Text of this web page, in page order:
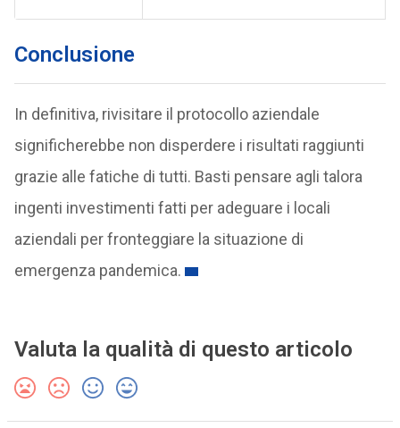
Conclusione
In definitiva, rivisitare il protocollo aziendale
significherebbe non disperdere i risultati raggiunti
grazie alle fatiche di tutti. Basti pensare agli talora
ingenti investimenti fatti per adeguare i locali
aziendali per fronteggiare la situazione di
emergenza pandemica.
Valuta la qualità di questo articolo